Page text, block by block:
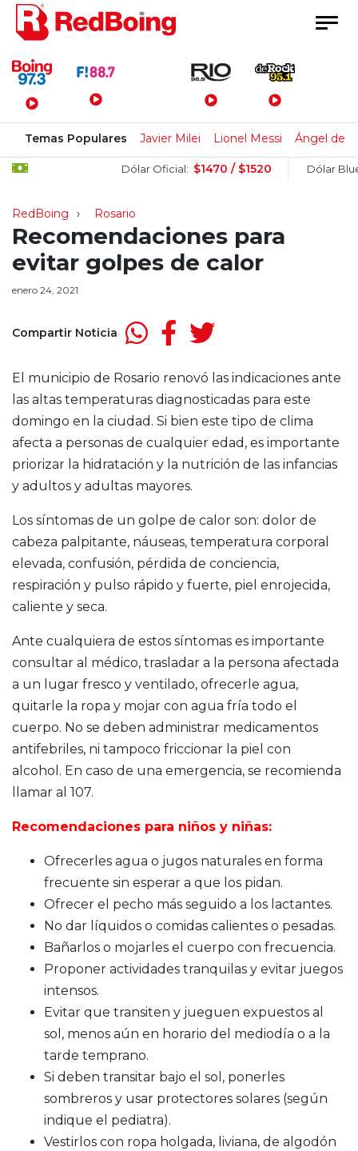
Menú Principal
Temas Populares Javier Milei Lionel Messi Ángel de
Dólar Oficial: $1470 / $1520 Dólar Blue:
RedBoing Rosario
Recomendaciones para
evitar golpes de calor
enero 24, 2021
Compartir Noticia
El municipio de Rosario renovó las indicaciones ante
las altas temperaturas diagnosticadas para este
domingo en la ciudad. Si bien este tipo de clima
afecta a personas de cualquier edad, es importante
priorizar la hidratación y la nutrición de las infancias
y adultos y adultas mayores.
Los síntomas de un golpe de calor son: dolor de
cabeza palpitante, náuseas, temperatura corporal
elevada, confusión, pérdida de conciencia,
respiración y pulso rápido y fuerte, piel enrojecida,
caliente y seca.
Ante cualquiera de estos síntomas es importante
consultar al médico, trasladar a la persona afectada
a un lugar fresco y ventilado, ofrecerle agua,
quitarle la ropa y mojar con agua fría todo el
cuerpo. No se deben administrar medicamentos
antifebriles, ni tampoco friccionar la piel con
alcohol. En caso de una emergencia, se recomienda
llamar al 107.
Recomendaciones para niños y niñas:
Ofrecerles agua o jugos naturales en forma
frecuente sin esperar a que los pidan.
Ofrecer el pecho más seguido a los lactantes.
No dar líquidos o comidas calientes o pesadas.
Bañarlos o mojarles el cuerpo con frecuencia.
Proponer actividades tranquilas y evitar juegos
intensos.
Evitar que transiten y jueguen expuestos al
sol, menos aún en horario del mediodía o a la
tarde temprano.
Si deben transitar bajo el sol, ponerles
sombreros y usar protectores solares (según
indique el pediatra).
Vestirlos con ropa holgada, liviana, de algodón